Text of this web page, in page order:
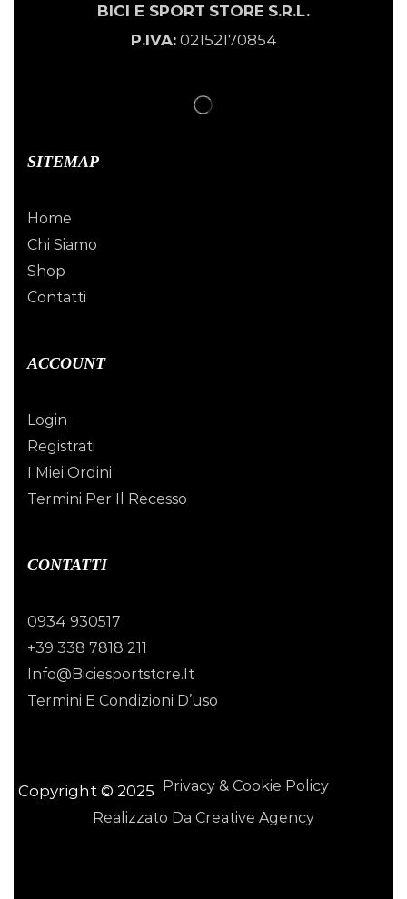
BICI E SPORT STORE S.R.L.
P.IVA:02152170854
SITEMAP
Home
Chi Siamo
Shop
Contatti
ACCOUNT
Login
Registrati
I Miei Ordini
Termini Per Il Recesso
CONTATTI
0934 930517
+39 338 7818 211
Info@biciesportstore.it
Termini E Condizioni D’uso
Copyright © 2025 Privacy & Cookie Policy
Realizzato Da Creative Agency